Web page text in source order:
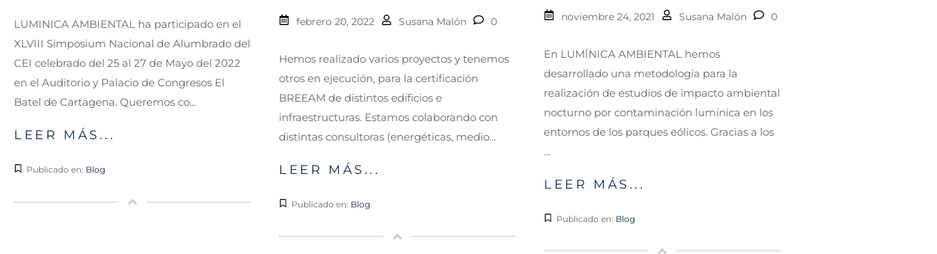
LUMINICA AMBIENTAL ha participado en el
XLVIII Simposium Nacional de Alumbrado del
CEI celebrado del 25 al 27 de Mayo del 2022
en el Auditorio y Palacio de Congresos El
Batel de Cartagena. Queremos co...
LEER MÁS...
Publicado en: Blog
febrero 20, 2022 Susana Malón 0
Hemos realizado varios proyectos y tenemos
otros en ejecución, para la certificación
BREEAM de distintos edificios e
infraestructuras. Estamos colaborando con
distintas consultoras (energéticas, medio...
LEER MÁS...
Publicado en: Blog
noviembre 24, 2021 Susana Malón 0
En LUMÍNICA AMBIENTAL hemos
desarrollado una metodología para la
realización de estudios de impacto ambiental
nocturno por contaminación lumínica en los
entornos de los parques eólicos. Gracias a los
...
LEER MÁS...
Publicado en: Blog